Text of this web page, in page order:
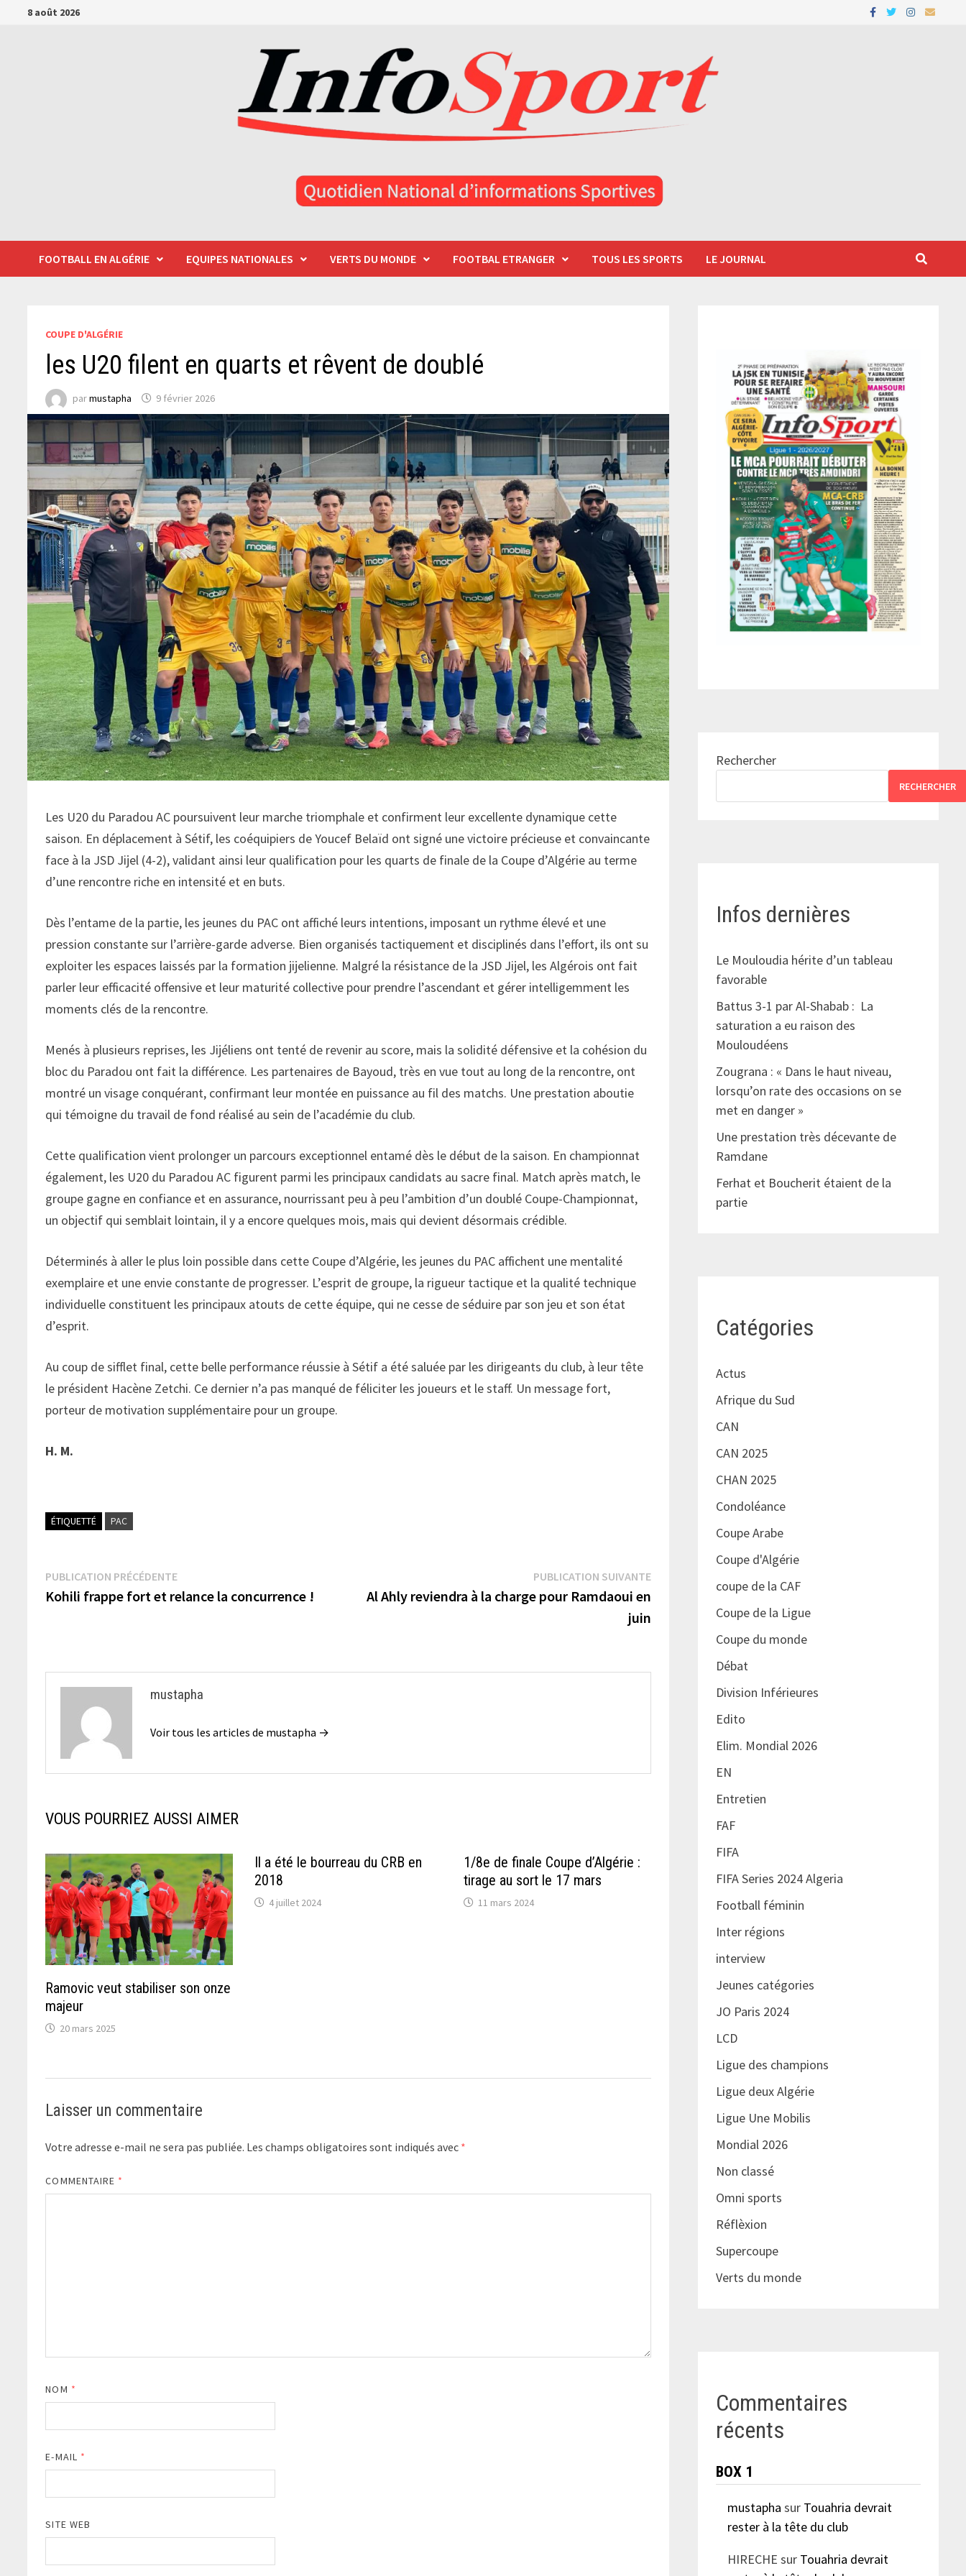
Passer8 août 2026
FOOTBALL EN ALGÉRIE EQUIPES NATIONALES VERTS DU MONDE FOOTBAL ETRANGER TOUS LES SPORTS LE JOURNAL
COUPE D'ALGÉRIE
les U20 filent en quarts et rêvent de doublé
parmustapha 9 février 2026
Les U20 du Paradou AC poursuivent leur marche triomphale et confirment leur excellente dynamique cette
saison. En déplacement à Sétif, les coéquipiers de Youcef Belaïd ont signé une victoire précieuse et convaincante
face à la JSD Jijel (4-2), validant ainsi leur qualification pour les quarts de finale de la Coupe d’Algérie au terme
d’une rencontre riche en intensité et en buts.
Dès l’entame de la partie, les jeunes du PAC ont affiché leurs intentions, imposant un rythme élevé et une
pression constante sur l’arrière-garde adverse. Bien organisés tactiquement et disciplinés dans l’effort, ils ont su
exploiter les espaces laissés par la formation jijelienne. Malgré la résistance de la JSD Jijel, les Algérois ont fait
parler leur efficacité offensive et leur maturité collective pour prendre l’ascendant et gérer intelligemment les
moments clés de la rencontre.
Menés à plusieurs reprises, les Jijéliens ont tenté de revenir au score, mais la solidité défensive et la cohésion du
bloc du Paradou ont fait la différence. Les partenaires de Bayoud, très en vue tout au long de la rencontre, ont
montré un visage conquérant, confirmant leur montée en puissance au fil des matchs. Une prestation aboutie
qui témoigne du travail de fond réalisé au sein de l’académie du club.
Cette qualification vient prolonger un parcours exceptionnel entamé dès le début de la saison. En championnat
également, les U20 du Paradou AC figurent parmi les principaux candidats au sacre final. Match après match, le
groupe gagne en confiance et en assurance, nourrissant peu à peu l’ambition d’un doublé Coupe-Championnat,
un objectif qui semblait lointain, il y a encore quelques mois, mais qui devient désormais crédible.
Déterminés à aller le plus loin possible dans cette Coupe d’Algérie, les jeunes du PAC affichent une mentalité
exemplaire et une envie constante de progresser. L’esprit de groupe, la rigueur tactique et la qualité technique
individuelle constituent les principaux atouts de cette équipe, qui ne cesse de séduire par son jeu et son état
d’esprit.
Au coup de sifflet final, cette belle performance réussie à Sétif a été saluée par les dirigeants du club, à leur tête
le président Hacène Zetchi. Ce dernier n’a pas manqué de féliciter les joueurs et le staff. Un message fort,
porteur de motivation supplémentaire pour un groupe.
H. M.
ÉTIQUETTÉ PAC
Navigation
de
PUBLICATION PRÉCÉDENTEPublication
précédente :
Kohili frappe fort et relance la concurrence !
PUBLICATION SUIVANTEPublication
suivante :
Al Ahly reviendra à la charge pour Ramdaoui en
juin
mustapha
Voir tous les articles de mustapha →
VOUS POURRIEZ AUSSI AIMER
Ramovic veut stabiliser son onze
majeur
20 mars 2025
Il a été le bourreau du CRB en
2018
4 juillet 2024
1/8e de finale Coupe d’Algérie :
tirage au sort le 17 mars
11 mars 2024
Laisser un commentaire
Votre adresse e-mail ne sera pas publiée. Les champs obligatoires sont indiqués avec *
COMMENTAIRE *
NOM *
E-MAIL *
SITE WEB
Rechercher
RECHERCHER
Infos dernières
Le Mouloudia hérite d’un tableau
favorable
Battus 3-1 par Al-Shabab : La
saturation a eu raison des
Mouloudéens
Zougrana : « Dans le haut niveau,
lorsqu’on rate des occasions on se
met en danger »
Une prestation très décevante de
Ramdane
Ferhat et Boucherit étaient de la
partie
Catégories
Actus
Afrique du Sud
CAN
CAN 2025
CHAN 2025
Condoléance
Coupe Arabe
Coupe d'Algérie
coupe de la CAF
Coupe de la Ligue
Coupe du monde
Débat
Division Inférieures
Edito
Elim. Mondial 2026
EN
Entretien
FAF
FIFA
FIFA Series 2024 Algeria
Football féminin
Inter régions
interview
Jeunes catégories
JO Paris 2024
LCD
Ligue des champions
Ligue deux Algérie
Ligue Une Mobilis
Mondial 2026
Non classé
Omni sports
Réflèxion
Supercoupe
Verts du monde
Commentaires
récents
BOX 1
mustapha sur Touahria devrait
rester à la tête du club
HIRECHE sur Touahria devrait